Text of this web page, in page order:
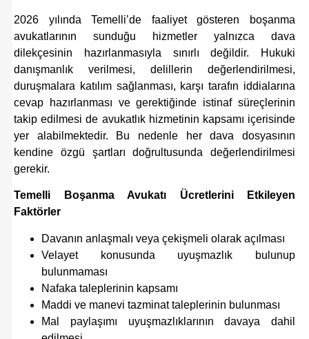
2026 yılında Temelli’de faaliyet gösteren boşanma
avukatlarının sunduğu hizmetler yalnızca dava
dilekçesinin hazırlanmasıyla sınırlı değildir. Hukuki
danışmanlık verilmesi, delillerin değerlendirilmesi,
duruşmalara katılım sağlanması, karşı tarafın iddialarına
cevap hazırlanması ve gerektiğinde istinaf süreçlerinin
takip edilmesi de avukatlık hizmetinin kapsamı içerisinde
yer alabilmektedir. Bu nedenle her dava dosyasının
kendine özgü şartları doğrultusunda değerlendirilmesi
gerekir.
Temelli Boşanma Avukatı Ücretlerini Etkileyen
Faktörler
Davanın anlaşmalı veya çekişmeli olarak açılması
Velayet konusunda uyuşmazlık bulunup
bulunmaması
Nafaka taleplerinin kapsamı
Maddi ve manevi tazminat taleplerinin bulunması
Mal paylaşımı uyuşmazlıklarının davaya dahil